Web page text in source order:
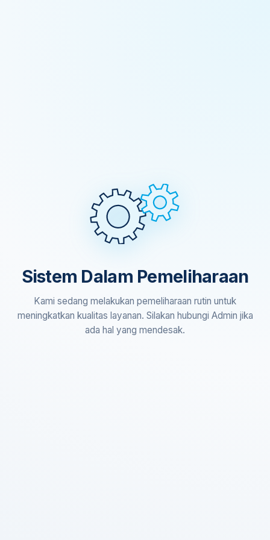
Sistem Dalam Pemeliharaan
Kami sedang melakukan pemeliharaan rutin untuk
meningkatkan kualitas layanan. Silakan hubungi Admin jika
ada hal yang mendesak.